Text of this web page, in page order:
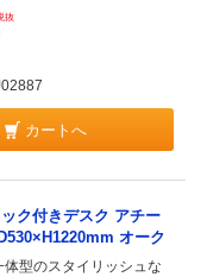
抜
カートへ
ク付きデスク アチー
オーク
体型のスタイリッシュな